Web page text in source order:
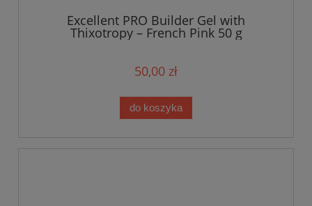
Excellent PRO Builder Gel with
Thixotropy – French Pink 50 g
50,00 zł
do koszyka